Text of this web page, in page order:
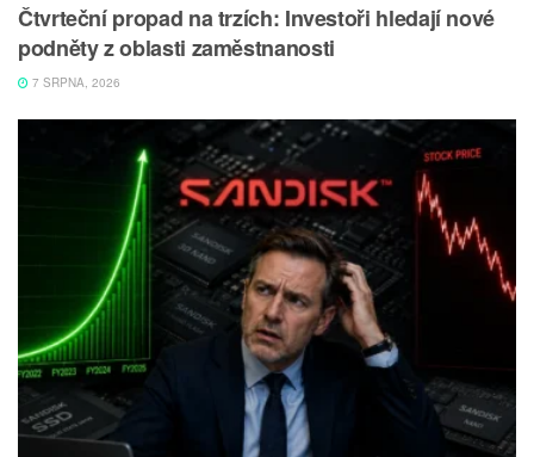
Čtvrteční propad na trzích: Investoři hledají nové
podněty z oblasti zaměstnanosti
7 SRPNA, 2026